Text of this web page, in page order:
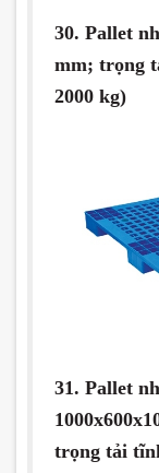
30. Pallet
mm; trọng
2000 kg)
31. Pallet
trọng tải